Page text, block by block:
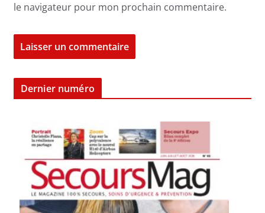
le navigateur pour mon prochain commentaire.
Dernier numéro